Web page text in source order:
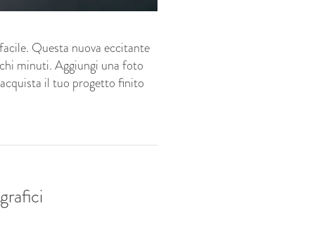
Questa nuova eccitante
minuti. Aggiungi una foto
il tuo progetto finito